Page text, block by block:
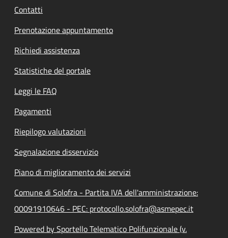
Contatti
Prenotazione appuntamento
Richiedi assistenza
Statistiche del portale
Leggi le FAQ
Pagamenti
Riepilogo valutazioni
Segnalazione disservizio
Piano di miglioramento dei servizi
Comune di Solofra - Partita IVA dell'amministrazione:
00091910646 - PEC: protocollo.solofra@asmepec.it
Powered by Sportello Telematico Polifunzionale (v.